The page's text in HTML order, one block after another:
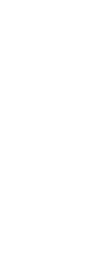
ACCUSE'